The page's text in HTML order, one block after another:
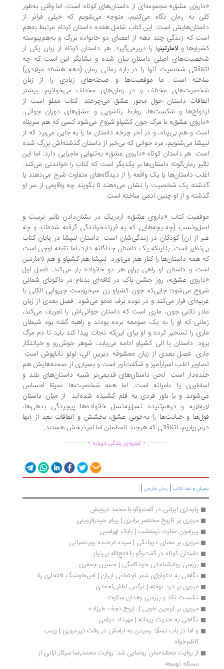
عشق» مجموعه‌ای از داستان‌های کوتاه است، اما وقتی به‌طور
به رمان نگاه می‌کنیم، متوجه می‌شویم که خیلی فراتر از
است. این کتاب شامل هفده داستان کوتاه مرتبط به‌هم
که زندگی چند دهه از اعضای دو خانواده بزرگ و به‌هم‌پیوسته
ولامارتین ها را دربرمی‌گیرد. هر داستان کوتاه از زبان یکی از
اصلی داستان بیان شده و نشانگر این است که چه
شخصیت آنها را در بازه زمانی رمان (دهه هشتاد میلادی)
است. ما موقعیت‌ها و صحنه‌های زیادی را از زبان
مختلف و در زمان‌های مختلف می‌خوانیم. بیشتر
داستان حول محور عشق می‌چرخند. کتاب مملو است از
و شکست‌ها، روابط زناشویی و عشق‌های دوران جوانی.
عشق» با مرگ جون کشپاو شروع می‌شود کسی که هم سر‌پناه
و هم بی‌پناه، و در آخر چرخه داستان ما را به جایی می‌برد که از
می‌شنویم، مرد جوانی که بی‌خبر از داستان گذشته‌اش بزرگ شده
هر داستان کوتاه «داروی عشق» به‌تنهایی ماجرایی دارد. اما این
رمان‌گونه‌ داستان‌ها بر یکدیگر است که کتاب را خواندنی می‌کند.
داستان‌ها یا یک واقعه را از دیدگاه‌های متفاوت شرح می‌دهند یا
یک شخصیت را نشان می‌دهند تا بگویند چه وقایعی از سر او
و از او چنین آدمی ساخته است.
کتاب «داروی عشق» اردریک در نشان‌دادن تاثیر تربیت و
(چه بچه‌هایی که به فرزندخواندگی گرفته شده‌اند و چه
از آن) کودکان در زندگی‌شان است. داستان لیپشا در پایان کتاب
است. با اینکه یک داستان جداگانه دارد، اما نقطه اوجی است
همه داستان‌ها را کنار هم می‌آورد. لیپشا هم کشپاو و هم لامارتین
و داستان او راهی برای هر دو خانواده باز می‌کند. فصل اول
عشق»، روز جشن پاک در کافه‌ای بدنام در داکوتای شمالی
می‌شود؛ جایی‌که جون کشپاو زن سرخپوست چیپوایی الکلی با
فرار می‌کند و در توده برف محو می‌شود. فصل بعدی از زبان
ناتنی جون، ماری است که داستان جوانی‌اش را تعریف می‌کند،
که او را به یک صومعه برده بودند و راهبه گفته بود شیطان
را تسخیر کرده و او برای این‌که نجات پیدا کند باید تا دم مرگ
داستان با الی کشپاو ادامه می‌یابد، شوهر خوش‌رو و خیانتکار
فصل بعدی از زبان معشوقه دیرین الی، لولو ناناپوش است.
اغلب اسرار‌آمیز و شگفت‌آور است و بسیاری از صحنه‌هایش هم
است. لحن داستان‌های قدیمی‌تر شبیه داستان‌های بلند و
یا عامیانه است. اما همه شخصیت‌ها عمیقا احساس
و با باور فردی به قلم کشیده شده‌اند. از میان داستان
و درهم‌تنیده‌ نسل‌به‌نسل خانواده‌ها پیچیدگی بدهی‌ها،
و خیانت‌ها را به‌خوبی عشق، بخشش و اتفاقات بعد از آنها
اتفاقاتی که هرچند نا‌مطمئن اما امیدبخش هستند.
................تجربه‌ی زندگی دوباره ...............
و نقد کتاب|رمان خارجی|
پایداری ایرانی در گفت‌وگو با محمد درویش
مروری بر تاریخ مختصر برابری | پیام حیدرقزوینی
پیرامون عمارت نیمه‌شب | بابک لهراسبی
مروری بر معنای دیوانگی | سیده فرخنده پورنصرانی
داستان کوتاه در گفت‌وگو با فتح‌الله بی‌نیاز
بررسی روانشناختی خودکامگی | حسین جعفری
نگاهی به آنتولوژی شعر اجتماعی ایران | امیرهوشنگ افتخاری ‌راد
مروری بر درد نهفته | نرگس لطفی‌احمدی
نشست نقد و بررسی زهدان سکوت
مروری بر اربعین طوبی |  اروج نجف علیزاده
نگاهی به حدیث پیمانه | مهرداد دیلمی
و اما در باب تسلّا: رسیدن به آرامش در وقت تیره‌روزی | زینب
کاظم‌خواه
از روایت محمّد-سان رونمایی شد: روایت محمدرضا سرکار آرانی از
مسئله توسعه